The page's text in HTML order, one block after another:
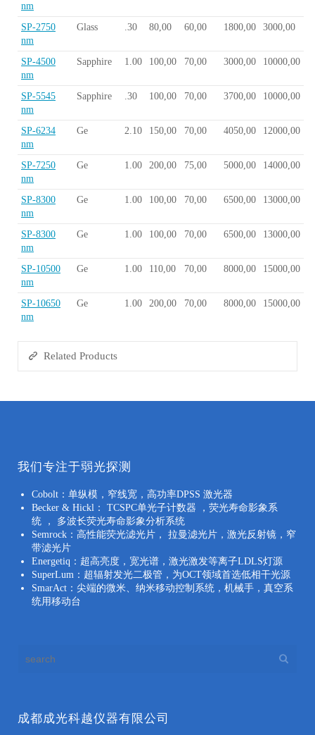
nm
SP-2750
nm
Glass .30 80,00 60,00 1800,00 3000,00
SP-4500
nm
Sapphire 1.00 100,00 70,00 3000,00 10000,00
SP-5545
nm
Sapphire .30 100,00 70,00 3700,00 10000,00
SP-6234
nm
Ge 2.10 150,00 70,00 4050,00 12000,00
SP-7250
nm
Ge 1.00 200,00 75,00 5000,00 14000,00
SP-8300
nm
Ge 1.00 100,00 70,00 6500,00 13000,00
SP-8300
nm
Ge 1.00 100,00 70,00 6500,00 13000,00
SP-10500
nm
Ge 1.00 110,00 70,00 8000,00 15000,00
SP-10650
nm
Ge 1.00 200,00 70,00 8000,00 15000,00
Related Products
我们专注于弱光探测
Cobolt：单纵模，窄线宽，高功率DPSS 激光器
Becker & Hickl： TCSPC单光子计数器 ，荧光寿命影象系
统 ， 多波长荧光寿命影象分析系统
Semrock：高性能荧光滤光片， 拉曼滤光片，激光反射镜，窄
带滤光片
Energetiq：超高亮度，宽光谱，激光激发等离子LDLS灯源
SuperLum：超辐射发光二极管，为OCT领域首选低相干光源
SmarAct：尖端的微米、纳米移动控制系统，机械手，真空系
统用移动台
成都成光科越仪器有限公司